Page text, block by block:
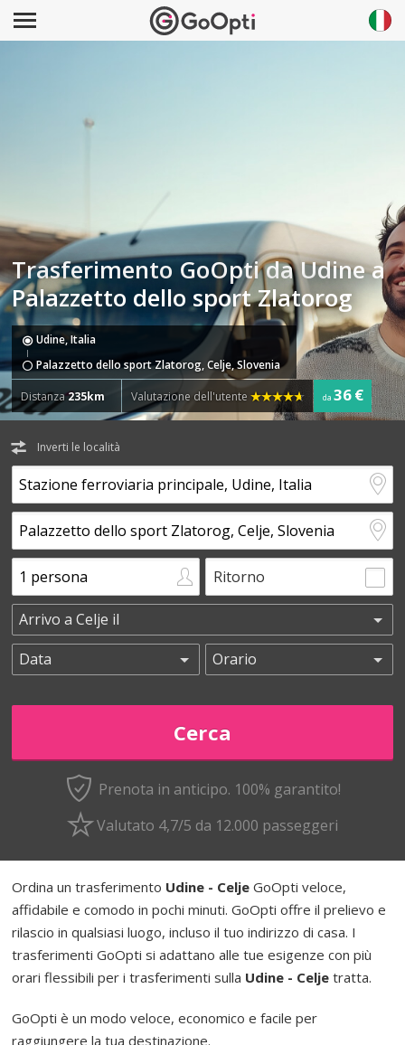
Trasferimento GoOpti da Udine a
Palazzetto dello sport Zlatorog
Udine, Italia
Palazzetto dello sport Zlatorog, Celje, Slovenia
Distanza235km Valutazione dell'utente da 36 €
Inverti le località
Ritorno
Prenota in anticipo. 100% garantito!
Valutato 4,7/5 da 12.000 passeggeri
Ordina un trasferimento Udine - Celje GoOpti veloce,
affidabile e comodo in pochi minuti. GoOpti offre il prelievo e
rilascio in qualsiasi luogo, incluso il tuo indirizzo di casa. I
trasferimenti GoOpti si adattano alle tue esigenze con più
orari flessibili per i trasferimenti sulla Udine - Celje tratta.
GoOpti è un modo veloce, economico e facile per
raggiungere la tua destinazione.